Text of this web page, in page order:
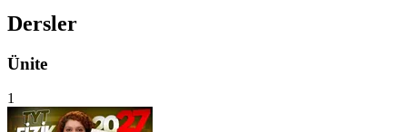
Dersler
Ünite
1